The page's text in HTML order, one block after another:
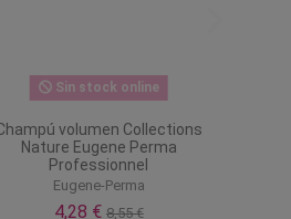
Sin stock online
volumen Collections
Nature Eugene Perma
Professionnel
Eugene-Perma
4,28 € 8,55 €